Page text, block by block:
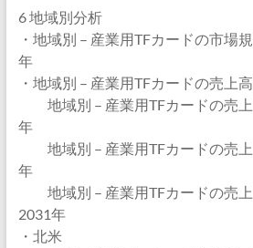
6 地域別分析
・地域別 – 産業用TFカードの市場
年
・地域別 – 産業用TFカードの売上
地域別 – 産業用TFカードの売上
年
地域別 – 産業用TFカードの売上
年
地域別 – 産業用TFカードの売上
2031年
・北米